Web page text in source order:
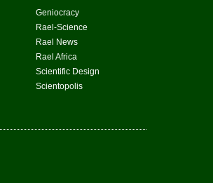
Geniocracy
Rael-Science
Rael News
Rael Africa
Scientific Design
Scientopolis